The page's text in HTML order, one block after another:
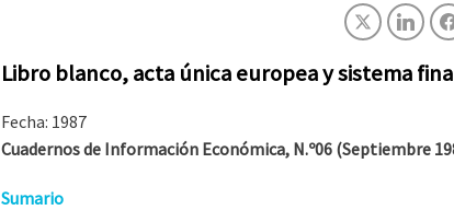
Libro blanco, acta única europea y sistema
Fecha: 1987
Cuadernos de Información Económica, N.º06 (Septiembre
Sumario